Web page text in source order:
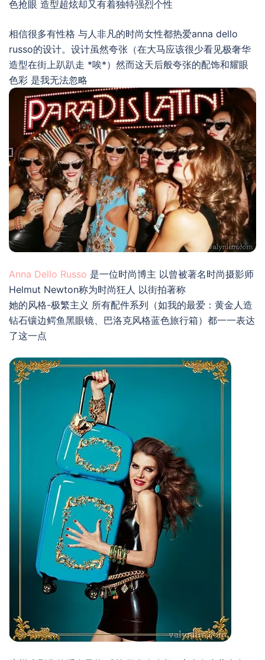
色抢眼 造型超炫却又有着独特强烈个性
相信很多有性格 与人非凡的时尚女性都热爱anna dello
russo的设计。设计虽然夸张（在大马应该很少看见极奢华
造型在街上趴趴走 *唉*）然而这天后般夸张的配饰和耀眼
色彩 是我无法忽略
Anna Dello Russo 是一位时尚博主 以曾被著名时尚摄影师
Helmut Newton称为时尚狂人 以街拍著称
她的风格-极繁主义 所有配件系列（如我的最爱：黄金人造
钻石镶边鳄鱼黑眼镜、巴洛克风格蓝色旅行箱）都一一表达
了这一点